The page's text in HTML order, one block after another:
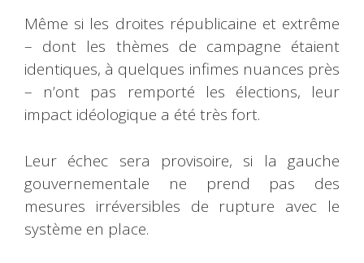
Même si les droites républicaine et extrême
– dont les thèmes de campagne étaient
identiques, à quelques infimes nuances près
– n’ont pas remporté les élections, leur
impact idéologique a été très fort.
Leur échec sera provisoire, si la gauche
gouvernementale ne prend pas des
mesures irréversibles de rupture avec le
système en place.